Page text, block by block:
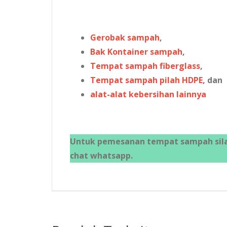
Gerobak sampah,
Bak Kontainer sampah,
Tempat sampah fiberglass,
Tempat sampah pilah HDPE, dan
alat-alat kebersihan lainnya
Untuk pemesanan tempat sampah
chat whatsapp.